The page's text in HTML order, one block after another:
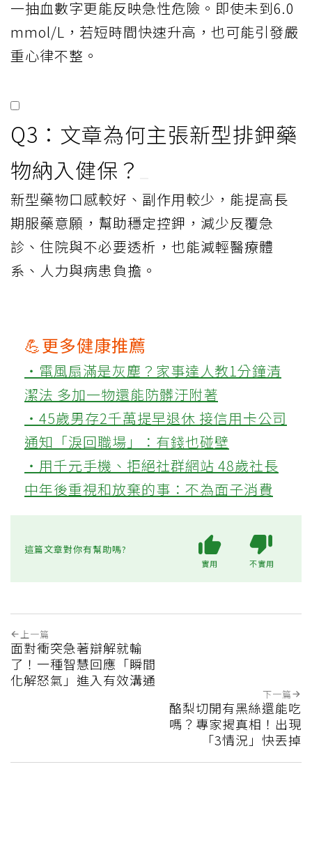
常範圍，並避免反覆超標或快速上升，以降
低致命心律不整風險。
Q2：為什麼治療高血鉀不能只
看單一數值？
因為血鉀上升速度與心電圖變化，往往比單
一抽血數字更能反映急性危險。即使未到6.0
mmol/L，若短時間快速升高，也可能引發嚴
重心律不整。
物納入健保？
新型藥物口感較好、副作用較少，能提高長
期服藥意願，幫助穩定控鉀，減少反覆急
診、住院與不必要透析，也能減輕醫療體
系、人力與病患負擔。
💪更多健康推薦
‧電風扇滿是灰塵？家事達人教1分鐘清
‧45歲男存2千萬提早退休 接信用卡公司
通知「淚回職場」：有錢也碰壁
‧用千元手機、拒絕社群網站 48歲社長
中年後重視和放棄的事：不為面子消費